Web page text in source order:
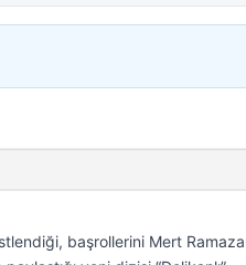
başrollerini Mert